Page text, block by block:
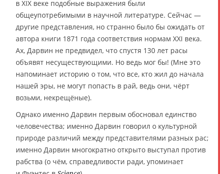
в XIX веке подобные выражения были
общеупотребимыми в научной литературе. Сейчас —
другие представления, но странно было бы ожидать от
автора книги 1871 года соответствия нормам XXI века.
Ах, Дарвин не предвидел, что спустя 130 лет расы
объявят несуществующими. Но ведь мог бы! (Мне это
напоминает историю о том, что все, кто жил до начала
нашей эры, не могут попасть в рай, ведь они, чёрт
возьми, некрещёные).
Однако именно Дарвин первым обосновал единство
человечества; именно Дарвин говорил о культурной
природе различий между представителями разных рас;
именно Дарвин многократно открыто выступал против
рабства (о чём, справедливости ради, упоминает